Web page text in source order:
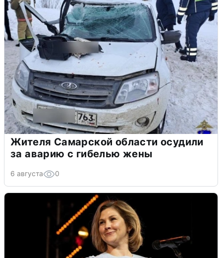
Жителя Самарской области осудили
за аварию с гибелью жены
6 августа 0